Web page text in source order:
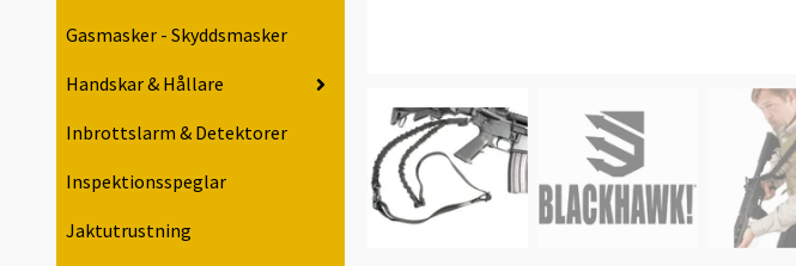
Gasmasker - Skyddsmasker
Handskar & Hållare
Inbrottslarm & Detektorer
Inspektionsspeglar
Jaktutrustning